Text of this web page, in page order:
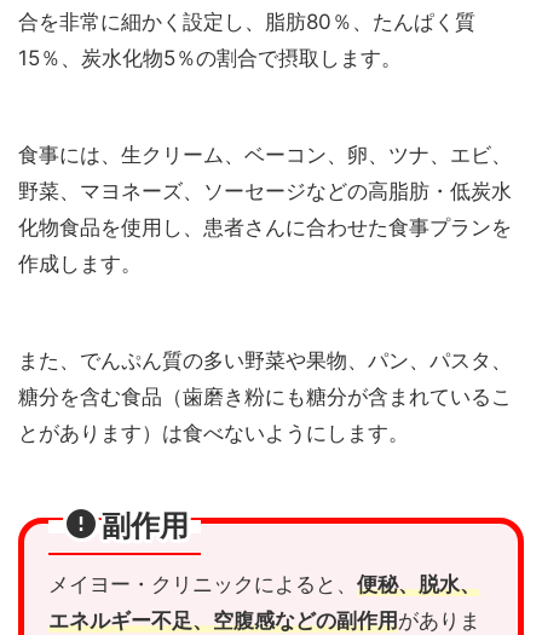
合を非常に細かく設定し、脂肪80％、たんぱく質
15％、炭水化物5％の割合で摂取します。
食事には、生クリーム、ベーコン、卵、ツナ、エビ、
野菜、マヨネーズ、ソーセージなどの高脂肪・低炭水
化物食品を使用し、患者さんに合わせた食事プランを
作成します。
また、でんぷん質の多い野菜や果物、パン、パスタ、
糖分を含む食品（歯磨き粉にも糖分が含まれているこ
とがあります）は食べないようにします。
副作用
メイヨー・クリニックによると、 便秘、脱水、
エネルギー不足、空腹感などの副作用がありま